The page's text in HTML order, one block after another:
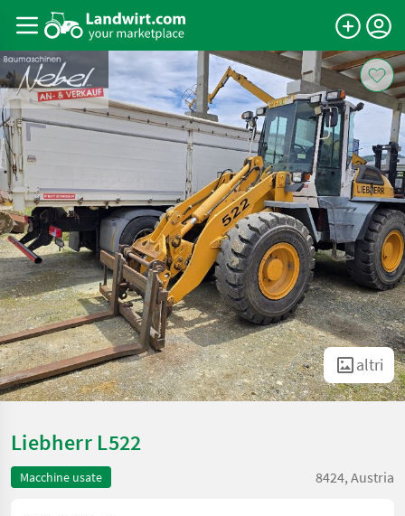
altri
Liebherr L522
Macchine usate 8424, Austria